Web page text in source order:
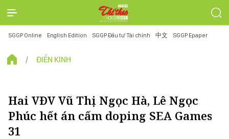
SGGP Online English Edition SGGP Đầu tư Tài chính 中文 SGGP Epaper
ĐIỀN KINH
Hai VĐV Vũ Thị Ngọc Hà, Lê Ngọc
Phúc hết án cấm doping SEA Games
31